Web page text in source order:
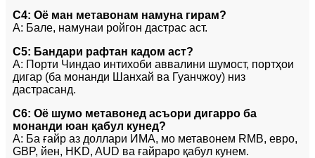
С4: Оё ман метавонам намуна гирам?
A: Бале, намунаи ройгон дастрас аст.
С5: Бандари рафтан кадом аст?
A: Порти Чиндао интихоби аввалини шумост, портҳои
дигар (ба монанди Шанхай ва Гуанчжоу) низ
дастрасанд.
С6: Оё шумо метавонед асъори дигарро ба
монанди юан қабул кунед?
A: Ба ғайр аз доллари ИМА, мо метавонем RMB, евро,
GBP, йен, HKD, AUD ва ғайраро қабул кунем.